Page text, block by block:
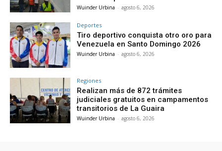
Wuinder Urbina - agosto 6, 2026
Deportes
Tiro deportivo conquista otro oro para
Venezuela en Santo Domingo 2026
Wuinder Urbina - agosto 6, 2026
Regiones
Realizan más de 872 trámites
judiciales gratuitos en campamentos
transitorios de La Guaira
Wuinder Urbina - agosto 6, 2026